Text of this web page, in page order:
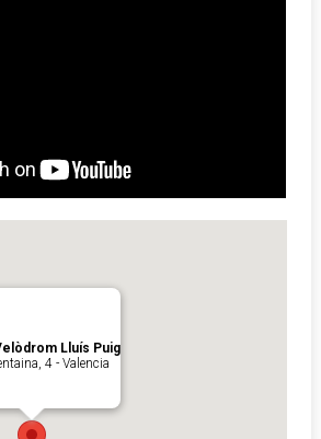
Lluís Puig
4 - Valencia